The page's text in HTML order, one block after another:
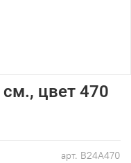
арт. B24A470
см., цвет 470